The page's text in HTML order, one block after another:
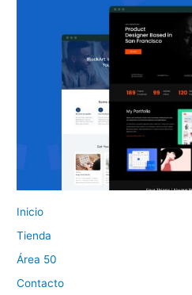
Inicio
Tienda
Área 50
Contacto